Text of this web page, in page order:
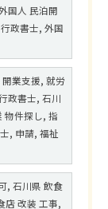
国人 民泊開
政書士, 外国
業支援, 就労
政書士, 石川
物件探し, 指
, 申請, 福祉
, 石川県 飲食
店 改装 工事,